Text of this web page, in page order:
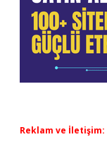
Reklam ve İletişim: